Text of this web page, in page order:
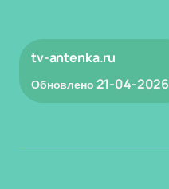
tv-antenka.ru
Обновлено 21-04-2026